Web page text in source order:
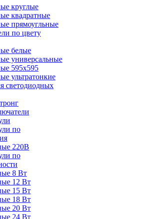
круглые
квадратные
прямоугльные
по цвету
белые
универсальные
595х595
ультратонкие
светодиодных
по
220В
по
8 Вт
12 Вт
15 Вт
18 Вт
20 Вт
24 Вт